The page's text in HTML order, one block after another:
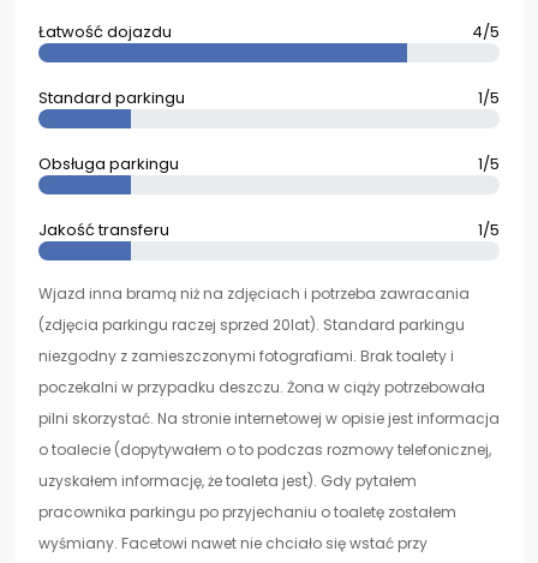
Łatwość dojazdu 4/5
Standard parkingu 1/5
Obsługa parkingu 1/5
Jakość transferu 1/5
Wjazd inna bramą niż na zdjęciach i potrzeba zawracania
(zdjęcia parkingu raczej sprzed 20lat). Standard parkingu
niezgodny z zamieszczonymi fotografiami. Brak toalety i
poczekalni w przypadku deszczu. Żona w ciąży potrzebowała
pilni skorzystać. Na stronie internetowej w opisie jest informacja
o toalecie (dopytywałem o to podczas rozmowy telefonicznej,
uzyskałem informację, że toaleta jest). Gdy pytałem
pracownika parkingu po przyjechaniu o toaletę zostałem
wyśmiany. Facetowi nawet nie chciało się wstać przy